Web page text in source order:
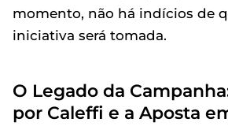
momento, não há indícios de
iniciativa será tomada.
O Legado da
por Caleffi e a Aposta